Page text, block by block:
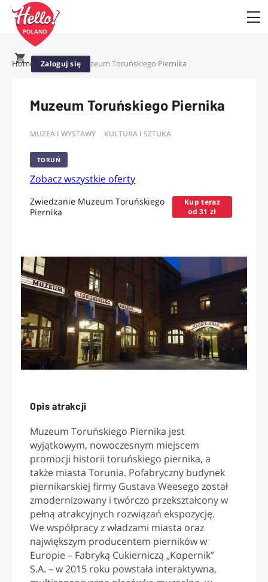
Zaloguj się
Home Oferty Muzeum Toruńskiego Piernika
Muzeum Toruńskiego Piernika
MUZEA I WYSTAWY KULTURA I SZTUKA
TORUŃ
Zobacz wszystkie oferty
Zwiedzanie Muzeum Toruńskiego
Piernika
Kup teraz
od 31 zł
Opis atrakcji
Muzeum Toruńskiego Piernika jest
wyjątkowym, nowoczesnym miejscem
promocji historii toruńskiego piernika, a
także miasta Torunia. Pofabryczny budynek
piernikarskiej firmy Gustava Weesego został
zmodernizowany i twórczo przekształcony w
pełną atrakcyjnych rozwiązań ekspozycję.
We współpracy z władzami miasta oraz
największym producentem pierników w
Europie – Fabryką Cukierniczą „Kopernik”
S.A. – w 2015 roku powstała interaktywna,